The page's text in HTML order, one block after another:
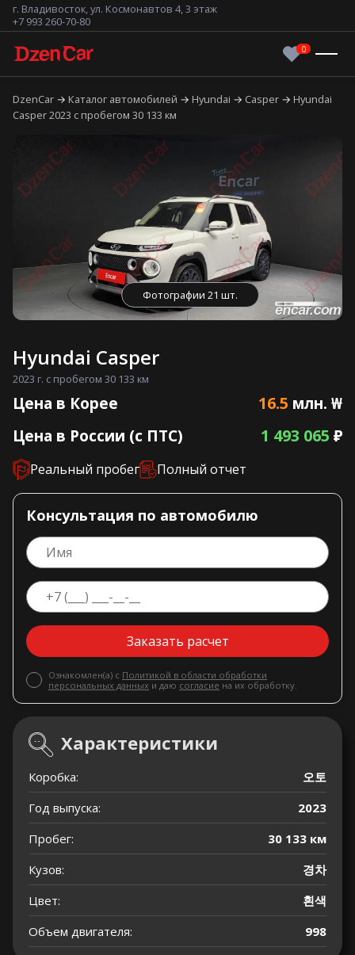
г. Владивосток, ул. Космонавтов 4, 3 этаж
+7 993 260-70-80
DzenCar Каталог автомобилей Hyundai Casper
Hyundai
Casper 2023 с пробегом 30 133 км
Фотографии 21 шт.
Hyundai Casper
2023 г. с пробегом 30 133 км
Цена в Корее 16.5 млн. ₩
Цена в России (с ПТС)
1 493 065 ₽
Реальный пробег Полный отчет
Консультация по автомобилю
Заказать расчет
Ознакомлен(а) с Политикой в области обработки
персональных данных и даю согласие на их обработку.
Характеристики
Коробка:
오토
Год выпуска:
2023
Пробег:
30 133 км
Кузов:
경차
Цвет:
흰색
Объем двигателя:
998